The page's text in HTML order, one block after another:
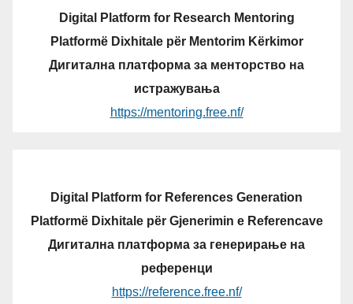
Digital Platform for Research Mentoring
Platformë Dixhitale për Mentorim Kërkimor
Дигитална платформа за менторство на
истражувања
https://mentoring.free.nf/
Digital Platform for References Generation
Platformë Dixhitale për Gjenerimin e Referencave
Дигитална платформа за генерирање на
референци
https://reference.free.nf/